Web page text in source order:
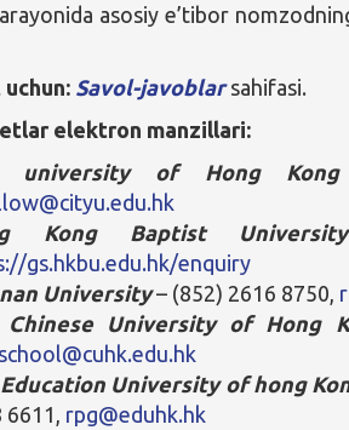
asosiy e’tibor
uchun: Savol-javoblarsahifasi.
elektron manzillari:
university of Hong Kong
Kong Baptist University
gs.hkbu.edu.hk/enquiry
University– (852) 2616 8750,
Chinese University of Hong
University of hong
rpg@eduhk.hk